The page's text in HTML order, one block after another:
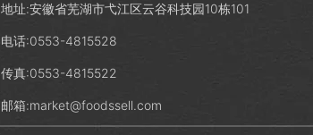
地址:安徽省芜湖市弋江区云谷科技园10栋101
电话:0553-4815528
传真:0553-4815522
邮箱:market@foodssell.com